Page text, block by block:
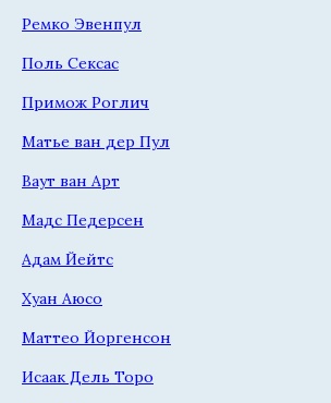
Ремко Эвенпул
Поль Сексас
Примож Роглич
Матье ван дер Пул
Ваут ван Арт
Мадс Педерсен
Адам Йейтс
Хуан Аюсо
Маттео Йоргенсон
Исаак Дель Торо